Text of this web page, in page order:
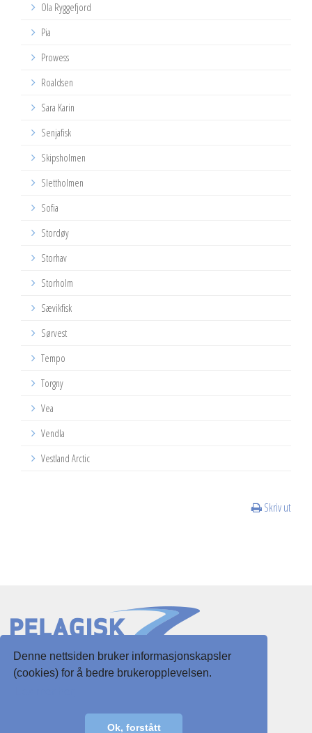
Denne nettsiden bruker informasjonskapsler
(cookies) for å bedre brukeropplevelsen.
Ok, forstått
Ola Ryggefjord
Pia
Prowess
Roaldsen
Sara Karin
Senjafisk
Skipsholmen
Slettholmen
Sofia
Stordøy
Storhav
Storholm
Sævikfisk
Sørvest
Tempo
Torgny
Vea
Vendla
Vestland Arctic
Skriv ut
Slottsgaten 3
post@pelagisk.net